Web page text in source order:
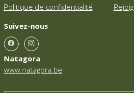
Politique de confidentialité
Suivez-nous
Natagora
www.natagora.be